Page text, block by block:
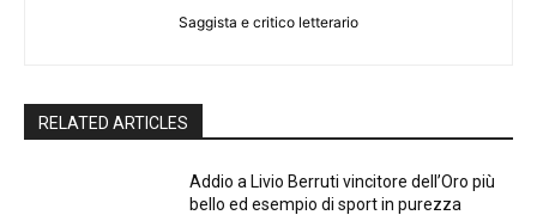
Saggista e critico letterario
RELATED ARTICLES
Addio a Livio Berruti vincitore dell’Oro più
bello ed esempio di sport in purezza